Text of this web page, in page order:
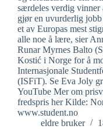
særdeles verdig vinner
gjør en uvurderlig
et av Europas mest
alle noe å lære, sier
Runar Myrnes Balto
Kostić i Norge for å
Internasjonale
(ISFiT). Se Eva Joly
YouTube Mer om
fredspris her Kilde:
www.student.no
eldre bruker